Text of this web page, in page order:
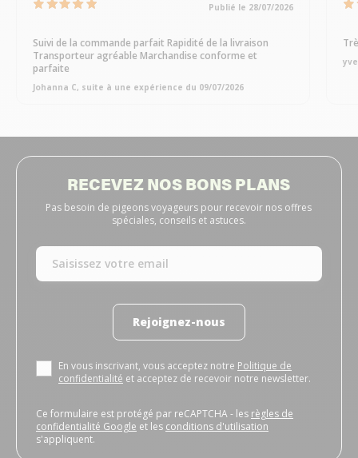
Publié le 28/07/2026
Suivi de la commande parfait Rapidité de la livraison
Transporteur agréable Marchandise conforme et
parfaite
Johanna C, suite à une expérience du 09/07/2026
RECEVEZ NOS BONS PLANS
Pas besoin de pigeons voyageurs pour recevoir nos offres
spéciales, conseils et astuces.
Rejoignez-nous
En vous inscrivant, vous acceptez notre Politique de
confidentialité et acceptez de recevoir notre newsletter.
Ce formulaire est protégé par reCAPTCHA - les règles de
confidentialité Google et les conditions d'utilisation
s'appliquent.